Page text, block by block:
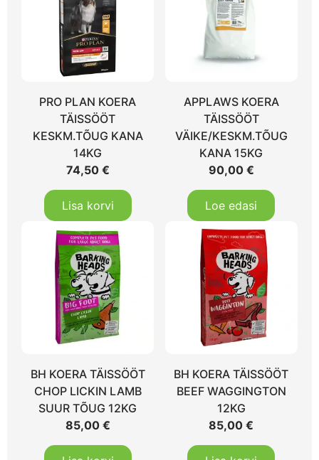
PRO PLAN KOERA
TÄISSÖÖT
KESKM.TÕUG KANA
14KG
74,50 €
Lisa korvi
APPLAWS KOERA
TÄISSÖÖT
VÄIKE/KESKM.TÕUG
KANA 15KG
90,00 €
Loe edasi
BH KOERA TÄISSÖÖT
CHOP LICKIN LAMB
SUUR TÕUG 12KG
85,00 €
BH KOERA TÄISSÖÖT
BEEF WAGGINGTON
12KG
85,00€